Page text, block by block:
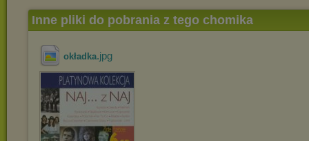
Inne pliki do pobrania z tego chomika
okładka.jpg